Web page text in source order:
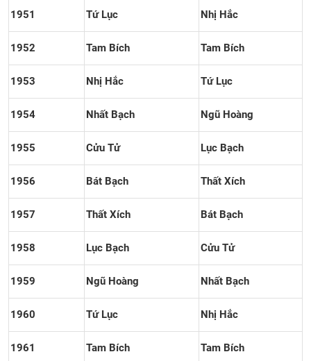
1951 Tứ Lục Nhị Hắc
1952 Tam Bích Tam Bích
1953 Nhị Hắc Tứ Lục
1954 Nhất Bạch Ngũ Hoàng
1955 Cửu Tử Lục Bạch
1956 Bát Bạch Thất Xích
1957 Thất Xích Bát Bạch
1958 Lục Bạch Cửu Tử
1959 Ngũ Hoàng Nhất Bạch
1960 Tứ Lục Nhị Hắc
1961 Tam Bích Tam Bích